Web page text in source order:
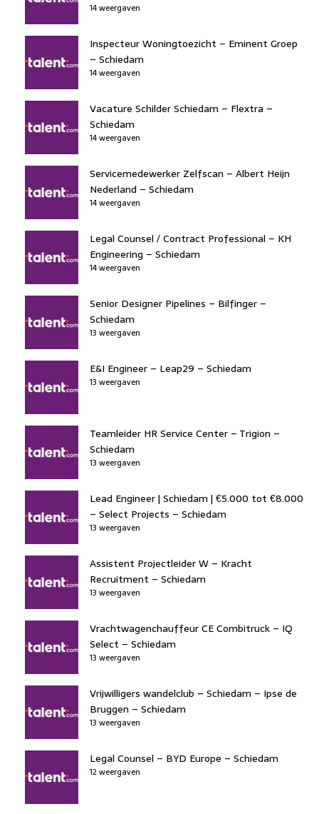
14 weergaven
Inspecteur Woningtoezicht – Eminent Groep
– Schiedam
14 weergaven
Vacature Schilder Schiedam – Flextra –
Schiedam
14 weergaven
Servicemedewerker Zelfscan – Albert Heijn
Nederland – Schiedam
14 weergaven
Legal Counsel / Contract Professional – KH
Engineering – Schiedam
14 weergaven
Senior Designer Pipelines – Bilfinger –
Schiedam
13 weergaven
E&I Engineer – Leap29 – Schiedam
13 weergaven
Teamleider HR Service Center – Trigion –
Schiedam
13 weergaven
Lead Engineer | Schiedam | €5.000 tot €8.000
– Select Projects – Schiedam
13 weergaven
Assistent Projectleider W – Kracht
Recruitment – Schiedam
13 weergaven
Vrachtwagenchauffeur CE Combitruck – IQ
Select – Schiedam
13 weergaven
Vrijwilligers wandelclub – Schiedam – Ipse de
Bruggen – Schiedam
13 weergaven
Legal Counsel – BYD Europe – Schiedam
12 weergaven